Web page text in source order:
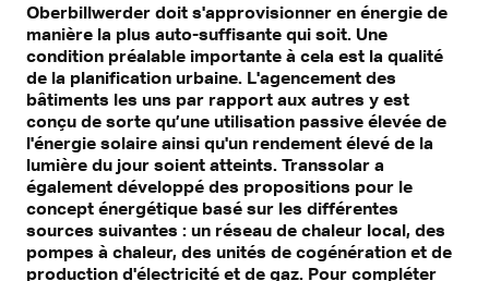
Oberbillwerder doit s'approvisionner en énergie de
manière la plus auto-suffisante qui soit. Une
condition préalable importante à cela est la qualité
de la planification urbaine. L'agencement des
bâtiments les uns par rapport aux autres y est
conçu de sorte qu’une utilisation passive élevée de
l'énergie solaire ainsi qu'un rendement élevé de la
lumière du jour soient atteints. Transsolar a
également développé des propositions pour le
concept énergétique basé sur les différentes
sources suivantes : un réseau de chaleur local, des
pompes à chaleur, des unités de cogénération et de
production d'électricité et de gaz. Pour compléter